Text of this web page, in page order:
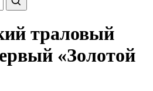
траловый
«Золотой